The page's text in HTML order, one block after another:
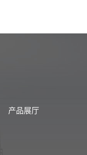
产品展厅